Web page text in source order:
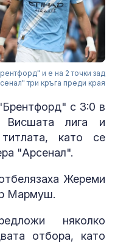
и е на 2 точки зад
три кръга преди края
с 3:0 в
лига и
като се
"Арсенал".
Жереми
Мармуш.
няколко
отбора, като